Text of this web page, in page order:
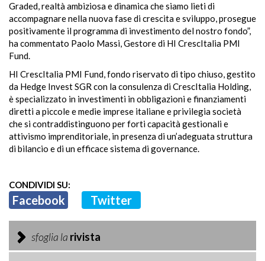
Graded, realtà ambiziosa e dinamica che siamo lieti di
accompagnare nella nuova fase di crescita e sviluppo, prosegue
positivamente il programma di investimento del nostro fondo”,
ha commentato Paolo Massi, Gestore di HI CrescItalia PMI
Fund.
HI CrescItalia PMI Fund, fondo riservato di tipo chiuso, gestito
da Hedge Invest SGR con la consulenza di CrescItalia Holding,
è specializzato in investimenti in obbligazioni e finanziamenti
diretti a piccole e medie imprese italiane e privilegia società
che si contraddistinguono per forti capacità gestionali e
attivismo imprenditoriale, in presenza di un’adeguata struttura
di bilancio e di un efficace sistema di governance.
CONDIVIDI SU:
Facebook Twitter
sfoglia la rivista